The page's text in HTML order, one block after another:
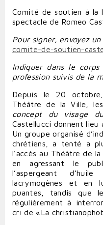
Comité de soutien à la
spectacle de Romeo
Pour signer, envoyez
comite-de-soutien-
Indiquer dans le
profession suivis de la
Depuis le 20
Théâtre de la Ville,
concept du visage
Castellucci donnent lieu
Un groupe organisé
chrétiens, a tenté a
l’accès au Théâtre de
en agressant le
l’aspergeant
lacrymogènes et
puantes, tandis que
régulièrement à
cri de «La